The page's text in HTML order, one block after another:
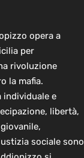
opera a
per
rivoluzione
la mafia.
individuale e
libertà,
sociale sono